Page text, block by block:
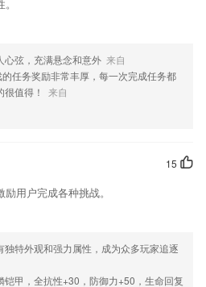
满足你的口味。
您喜欢这款软件，您可以到应用商店进行
心弦，充满悬念和意外 来自
的任务奖励非常丰厚，每一次完成任务都
值得！
来自
15
用户完成各种挑战。
独特外观和强力属性，成为众多玩家追逐
铠甲，全抗性+30，防御力+50，生命回复